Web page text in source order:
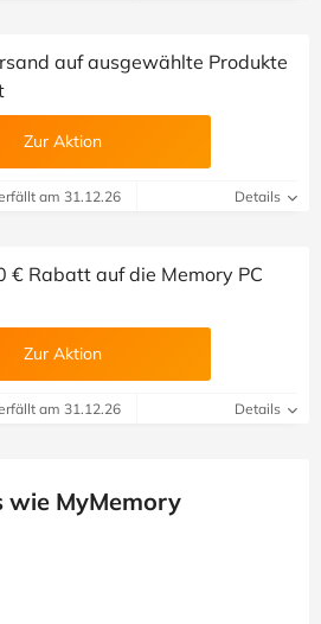
auf ausgewählte Produkte
Zur Aktion
am 31.12.26 Details
€ Rabatt auf die Memory PC
Zur Aktion
am 31.12.26 Details
wie MyMemory